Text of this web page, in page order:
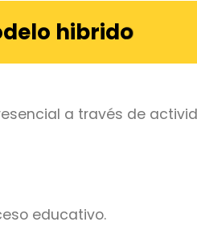
hibrido
a través de
educativo.